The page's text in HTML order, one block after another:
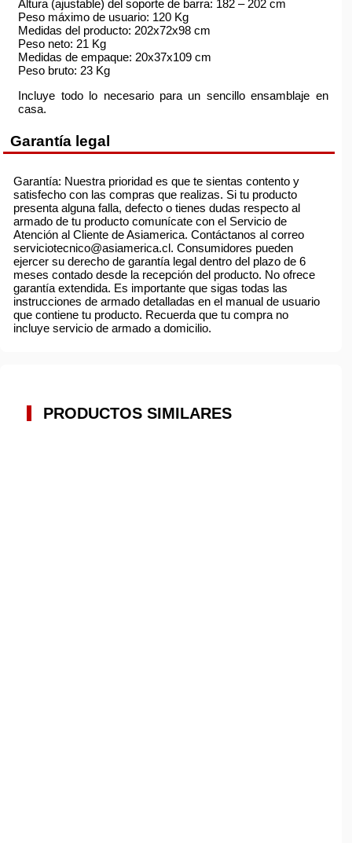
Altura (ajustable) del soporte de barra: 182 – 202 cm
Peso máximo de usuario: 120 Kg
Medidas del producto: 202x72x98 cm
Peso neto: 21 Kg
Medidas de empaque: 20x37x109 cm
Peso bruto: 23 Kg
Incluye todo lo necesario para un sencillo ensamblaje en
casa.
Garantía legal
Garantía: Nuestra prioridad es que te sientas contento y
satisfecho con las compras que realizas. Si tu producto
presenta alguna falla, defecto o tienes dudas respecto al
armado de tu producto comunícate con el Servicio de
Atención al Cliente de Asiamerica. Contáctanos al correo
serviciotecnico@asiamerica.cl. Consumidores pueden
ejercer su derecho de garantía legal dentro del plazo de 6
meses contado desde la recepción del producto. No ofrece
garantía extendida. Es importante que sigas todas las
instrucciones de armado detalladas en el manual de usuario
que contiene tu producto. Recuerda que tu compra no
incluye servicio de armado a domicilio.
PRODUCTOS SIMILARES